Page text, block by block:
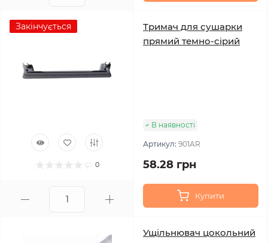
Закінчується
0
Тримач для сушарки
прямий темно-сірий
В наявності
Артикул: 901AR
58.28 грн
Купити
Ущільнювач цокольний